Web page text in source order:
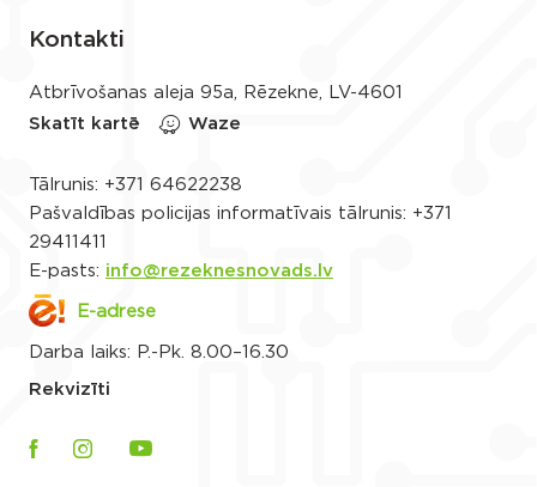
Kontakti
Atbrīvošanas aleja 95a, Rēzekne, LV-4601
Skatīt kartē
Waze
Tālrunis: +371 64622238
Pašvaldības policijas informatīvais tālrunis: +371
29411411
E-pasts: info@rezeknesnovads.lv
E-adrese
Darba laiks: P.-Pk. 8.00–16.30
Rekvizīti